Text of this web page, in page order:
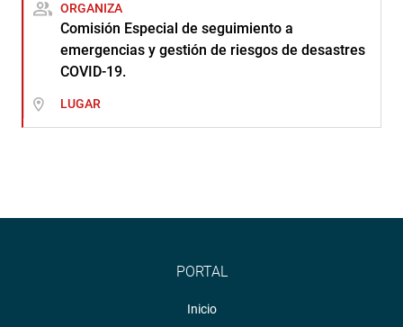
ORGANIZA
Comisión Especial de seguimiento a
emergencias y gestión de riesgos de desastres
COVID-19.
LUGAR
PORTAL
Inicio